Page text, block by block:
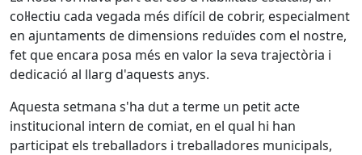
col·lectiu cada vegada més difícil de cobrir, especialment
en ajuntaments de dimensions reduïdes com el nostre,
fet que encara posa més en valor la seva trajectòria i
dedicació al llarg d'aquests anys.
Aquesta setmana s'ha dut a terme un petit acte
institucional intern de comiat, en el qual hi han
participat els treballadors i treballadores municipals,